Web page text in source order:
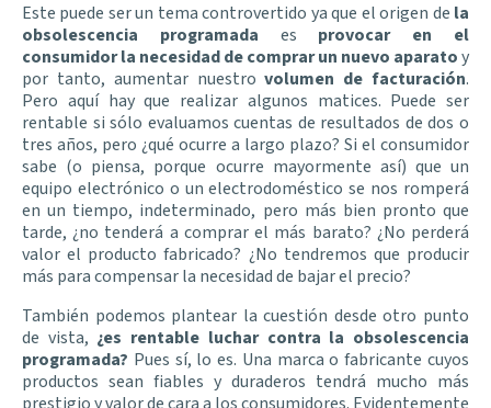
Este puede ser un tema controvertido ya que el origen de la
obsolescencia programada es provocar en el
consumidor la necesidad de comprar un nuevo aparatoy
por tanto, aumentar nuestrovolumen de facturación.
Pero aquí hay que realizar algunos matices. Puede ser
rentable si sólo evaluamos cuentas de resultados de dos o
tres años, pero ¿qué ocurre a largo plazo? Si el consumidor
sabe (o piensa, porque ocurre mayormente así) que un
equipo electrónico o un electrodoméstico se nos romperá
en un tiempo, indeterminado, pero más bien pronto que
tarde, ¿no tenderá a comprar el más barato? ¿No perderá
valor el producto fabricado? ¿No tendremos que producir
más para compensar la necesidad de bajar el precio?
También podemos plantear la cuestión desde otro punto
de vista, ¿es rentable luchar contra la obsolescencia
programada? Pues sí, lo es. Una marca o fabricante cuyos
productos sean fiables y duraderos tendrá mucho más